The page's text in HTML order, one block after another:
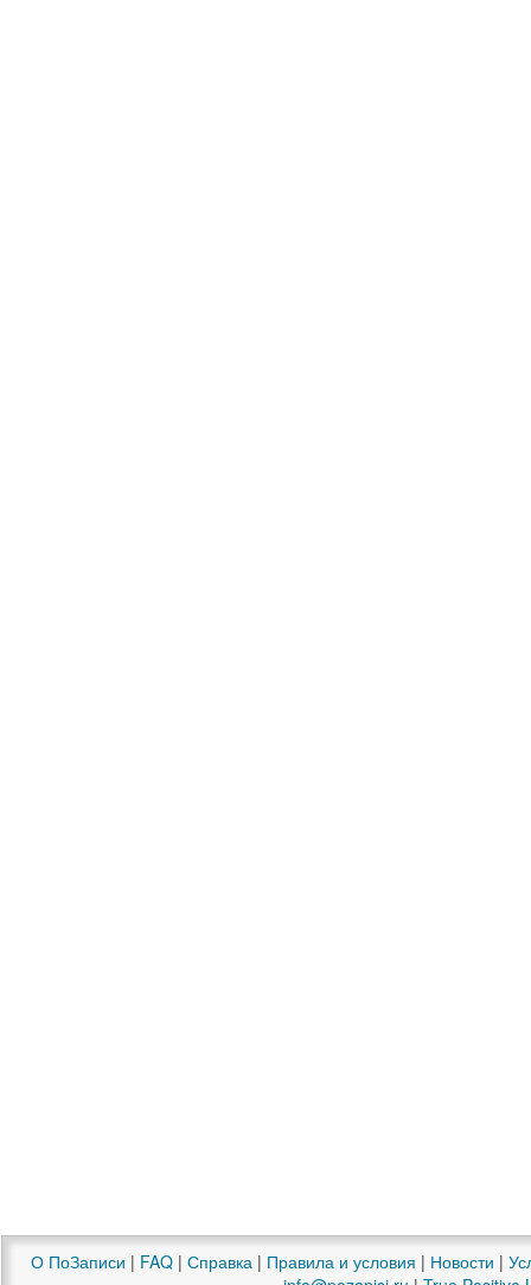
О ПоЗаписи | FAQ | Справка | Правила и условия | Новости |